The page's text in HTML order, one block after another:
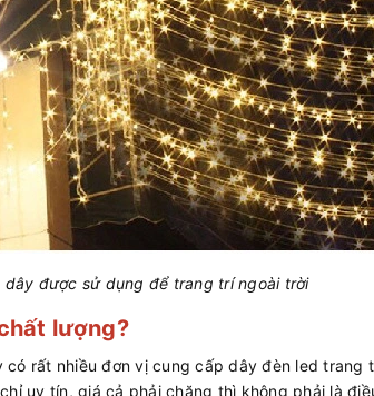
dây được sử dụng để trang trí ngoài trời
lượng?
rất nhiều đơn vị cung cấp dây đèn led trang
uy tín, giá cả phải chăng thì không phải là